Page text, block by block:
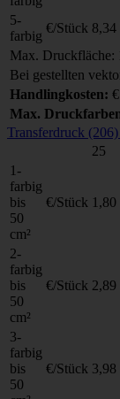
5-
farbig
€/Stück 8,34
Max. Druckfläche:
Bei gestellten
Handlingkosten:
Max.
Transferdruck
25
1-
farbig
bis
50
cm²
€/Stück 1,80
2-
farbig
bis
50
cm²
€/Stück 2,89
3-
farbig
bis
50
€/Stück 3,98